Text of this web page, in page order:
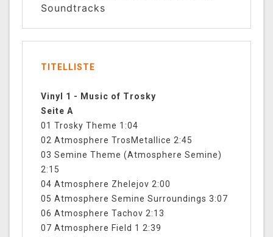
Soundtracks
TITELLISTE
Vinyl 1 - Music of Trosky
Seite A
01 Trosky Theme 1:04
02 Atmosphere TrosMetallice 2:45
03 Semine Theme (Atmosphere Semine)
2:15
04 Atmosphere Zhelejov 2:00
05 Atmosphere Semine Surroundings 3:07
06 Atmosphere Tachov 2:13
07 Atmosphere Field 1 2:39